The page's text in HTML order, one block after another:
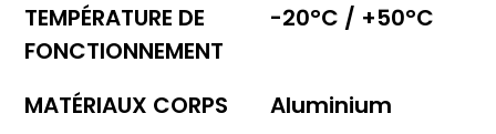
TEMPÉRATURE DE
FONCTIONNEMENT
-20°C / +50°C
MATÉRIAUX CORPS
Aluminium